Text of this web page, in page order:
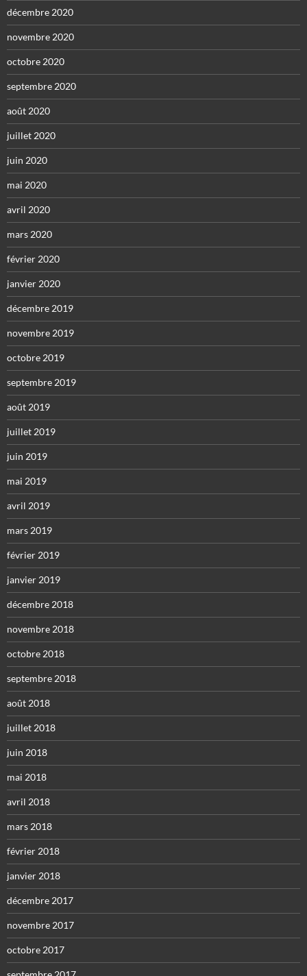
décembre 2020
novembre 2020
octobre 2020
septembre 2020
août 2020
juillet 2020
juin 2020
mai 2020
avril 2020
mars 2020
février 2020
janvier 2020
décembre 2019
novembre 2019
octobre 2019
septembre 2019
août 2019
juillet 2019
juin 2019
mai 2019
avril 2019
mars 2019
février 2019
janvier 2019
décembre 2018
novembre 2018
octobre 2018
septembre 2018
août 2018
juillet 2018
juin 2018
mai 2018
avril 2018
mars 2018
février 2018
janvier 2018
décembre 2017
novembre 2017
octobre 2017